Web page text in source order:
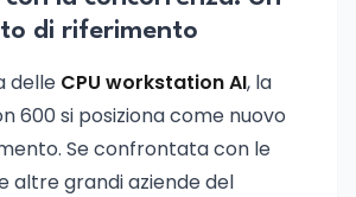
di riferimento
delle CPU workstation AI, la
600 si posiziona come nuovo
Se confrontata con le
altre grandi aziende del